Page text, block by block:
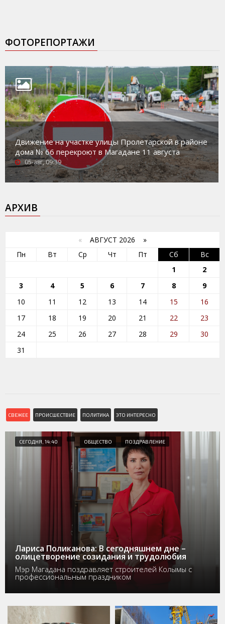
ФОТОРЕПОРТАЖИ
Движение на участке улицы Пролетарской в районе
дома № 66 перекроют в Магадане 11 августа
05-авг, 09:39
АРХИВ
« АВГУСТ 2026 »
Пн
Вт Ср Чт Пт Сб
Вс
1
2
3
4 5 6 7 8
9
10
11 12 13 14 15
16
17
18 19 20 21 22
23
24
25 26 27 28 29
30
31
СВЕЖЕЕ ПРОИСШЕСТВИЕ ПОЛИТИКА ЭТО ИНТЕРЕСНО
СЕГОДНЯ, 14:40 ОБЩЕСТВО ПОЗДРАВЛЕНИЕ
Лариса Поликанова: В сегодняшнем дне –
олицетворение созидания и трудолюбия
Мэр Магадана поздравляет строителей Колымы с
профессиональным праздником